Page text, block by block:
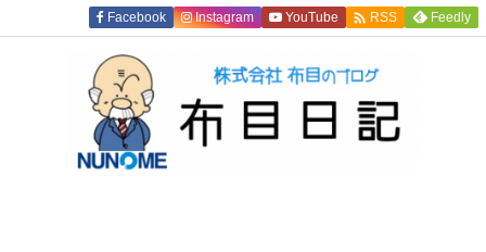
Facebook Instagram YouTube  RSS Feedly